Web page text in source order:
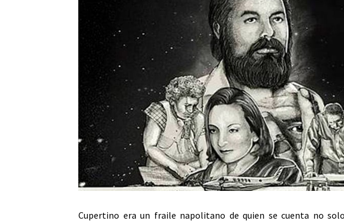
Cupertino era un fraile napolitano de quien se cuenta no